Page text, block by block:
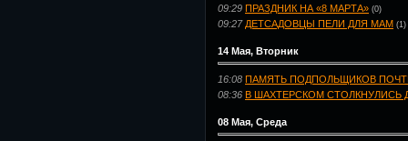
09:29 ПРАЗДНИК НА «8 МАРТА» (0)
09:27 ДЕТСАДОВЦЫ ПЕЛИ ДЛЯ МАМ (1)
14 Мая, Вторник
16:08 ПАМЯТЬ ПОДПОЛЬЩИКОВ
08:36 В ШАХТЕРСКОМ СТОЛКНУЛИСЬ
08 Мая, Среда